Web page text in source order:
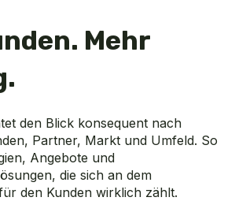
Mehr
den Blick konsequent nach
Partner, Markt und Umfeld. So
Angebote und
die sich an dem
den Kunden wirklich zählt.